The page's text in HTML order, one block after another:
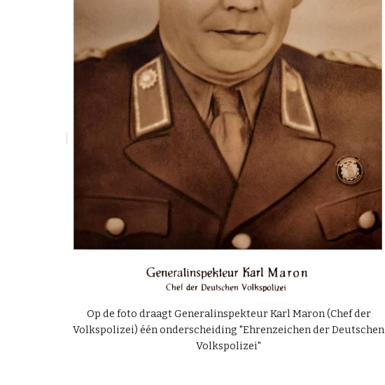
Op de foto draagt Generalinspekteur Karl Maron (Chef der
Volkspolizei) één onderscheiding "Ehrenzeichen der Deutschen
Volkspolizei"